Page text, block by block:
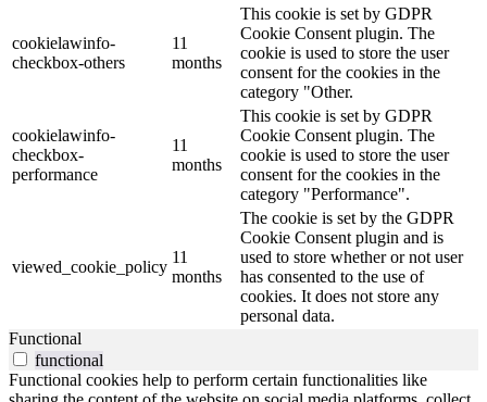
cookielawinfo-
checkbox-others
11
months
This cookie is set by GDPR
Cookie Consent plugin. The
cookie is used to store the user
consent for the cookies in the
category "Other.
cookielawinfo-
checkbox-
performance
11
months
This cookie is set by GDPR
Cookie Consent plugin. The
cookie is used to store the user
consent for the cookies in the
category "Performance".
viewed_cookie_policy
11
months
The cookie is set by the GDPR
Cookie Consent plugin and is
used to store whether or not user
has consented to the use of
cookies. It does not store any
personal data.
Functional
functional
Functional cookies help to perform certain functionalities like